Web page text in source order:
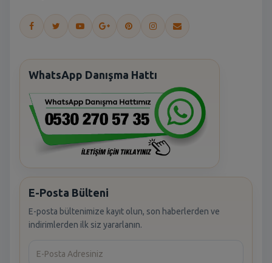
WhatsApp Danışma Hattı
E-Posta Bülteni
E-posta bültenimize kayıt olun, son haberlerden ve
indirimlerden ilk siz yararlanın.